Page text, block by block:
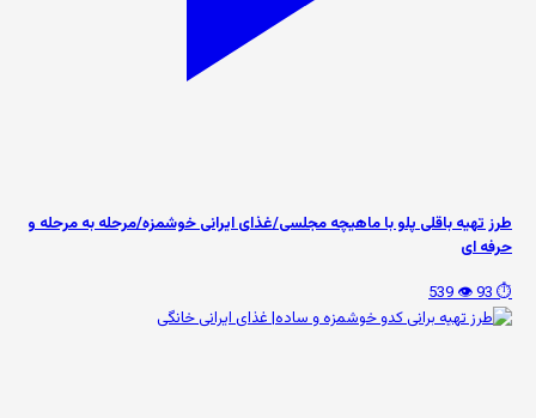
طرز تهیه باقلی پلو با ماهیچه مجلسی/غذای ایرانی خوشمزه/مرحله به مرحله و
حرفه ای
⏱️ 93
👁️ 539